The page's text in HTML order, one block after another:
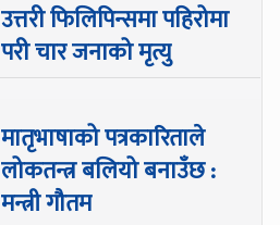
उत्तरी फिलिपिन्समा पहिरोमा
परी चार जनाको मृत्यु
मातृभाषाको पत्रकारिताले
लोकतन्त्र बलियो बनाउँछ :
मन्त्री गौतम